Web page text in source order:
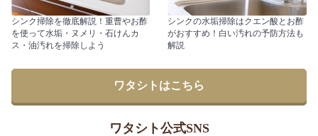
シンク掃除を徹底解説！重曹やお酢
を使って水垢・ヌメリ・石けんカ
ス・油汚れを掃除しよう
シンクの水垢掃除はクエン酸とお酢
がおすすめ！白い汚れの予防方法も
解説
ワタシトはこちら
ワタシト公式SNS